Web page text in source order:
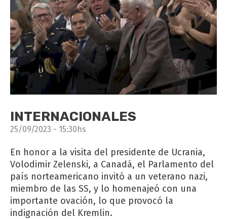
INTERNACIONALES
25/09/2023 - 15:30hs
En honor a la visita del presidente de Ucrania,
Volodimir Zelenski, a Canadá, el Parlamento del
país norteamericano invitó a un veterano nazi,
miembro de las SS, y lo homenajeó con una
importante ovación, lo que provocó la
indignación del Kremlin.